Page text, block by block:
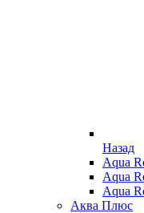
Назад
Aqua
Aqua
Aqua
Аква Плюс